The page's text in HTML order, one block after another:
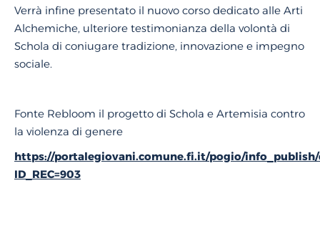
Verrà infine presentato il nuovo corso dedicato alle Arti
Alchemiche, ulteriore testimonianza della volontà di
Schola di coniugare tradizione, innovazione e impegno
sociale.
Fonte Rebloom il progetto di Schola e Artemisia contro
la violenza di genere
https://portalegiovani.comune.fi.it/pogio/
ID_REC=903